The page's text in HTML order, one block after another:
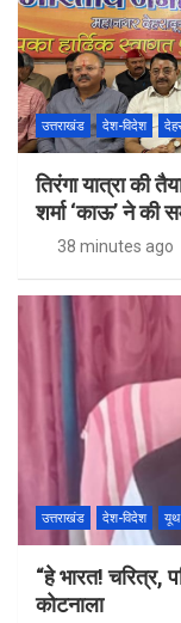
उत्तराखंड देश-विदेश
तिरंगा यात्रा की
शर्मा ‘काऊ’ ने की
38 minutes ago
उत्तराखंड देश-विदेश यूथ
“हे भारत! चरित्र,
कोटनाला